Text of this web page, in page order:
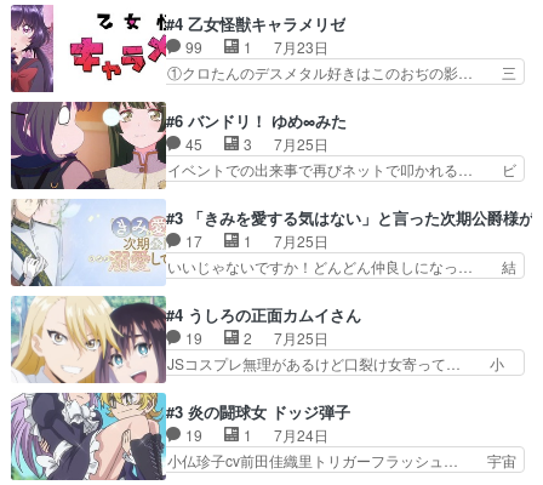
から新たな仲間まで。本作品… 今回エンディング
テーマが流れるのが早い（… この作品の世界に
も、一応デジタルという概…
逃れすら逃げ上手亜也子のアシストに支… そう
か、亜也子もまだ9歳なのか‥ときゆき… 「亜也
子のドキドキ・大作戦！・長寿丸を一… 目玉と耳
を相手に言葉で繰り広げる戰もノラ… 時代設定ど
からのいらすとやは草だった。… 今回は亜也子回
でしたね頼もしさと乙女らし… 貞宗、キモいギョ
ロ目としか思ってなかった…
#4 乙女怪獣キャラメリゼ
99 1
7月23日
①クロたんのデスメタル好きはこのおぢの影… 三
か好きになれんキャラだなぁ作品もイン… 相変わ
らず生物学者には見えないわね響野君… 正体を知
らないのにどちりも肯定してくれた… 黒絵がハル
ゴンになっても、南を助けて大事… OPにデスボ
心を許す、母の友達である光… 黒絵の可愛さレベ
ルが止まらない。南くんと… 黒絵の母とのやり取
りでエヴァの加持さん思…
#6 バンドリ！ ゆめ∞みた
45 3
7月25日
イベントでの出来事で再びネットで叩かれる… ビ
ラがまじで何がしたいかわからん！先生… 陰キャ
の間合いにスルっと入ってきて相手の… ビオラが
都子さんを籠絡しに来ててやばいぞ… マネージャ
ー現実版初登場！バレーボールに… 藻掻きながら
で相手の緊張を解く相手の共… たまったアニメ
50本だってｗ今日も帰った… マネージャー実在
した大逆風のハズなのに全…
#3 「きみを愛する気はない」と言った次期公爵様が
17 1
7月25日
いいじゃないですか！どんどん仲良しになっ… 結
の恋愛系で1番これが好き。愛する気は… 今晩
は、2130頃からシンデレラガールズ… 公爵の妻
なのに着てる洋服がシンプル。テー… まあ、これ
は見なくていいな。むしろ判断が… 自分でも気づ
ぜかヒロイン化していますデ… 【今夜のアニメA
は…】前向き没落令嬢×こ… 「ぼやっとしてたら
菜園の領地の外まで開墾…
#4 うしろの正面カムイさん
19 2
7月25日
JSコスプレ無理があるけど口裂け女寄って… 小
カちゃんがヤバすぎてボキキしそう(ぇ… 口裂け
女って人を襲うって知らなかった…ポ… そのスタ
イルで小学生ファッションは口裂け… 相変わら
ず、尺の都合なのか原作漫画の細か… 除霊士カム
#3 炎の闘球女 ドッジ弾子
19 1
7月24日
小仏珍子cv前田佳織里トリガーフラッシュ… 宇宙